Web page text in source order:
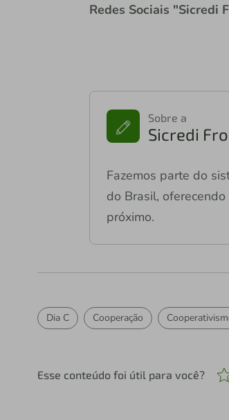
Redes Sociais "Sicredi
Sobre a
Sicredi
Fazemos parte do
do Brasil,
próximo.
Dia C Cooperação
Esse conteúdo foi útil para você?